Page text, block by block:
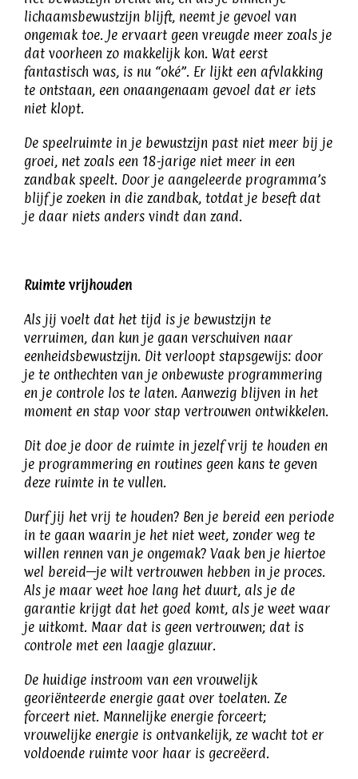
lichaamsbewustzijn blijft, neemt je gevoel van
ongemak toe. Je ervaart geen vreugde meer zoals je
dat voorheen zo makkelijk kon. Wat eerst
fantastisch was, is nu “oké”. Er lijkt een afvlakking
te ontstaan, een onaangenaam gevoel dat er iets
niet klopt.
De speelruimte in je bewustzijn past niet meer bij je
groei, net zoals een 18-jarige niet meer in een
zandbak speelt. Door je aangeleerde programma’s
blijf je zoeken in die zandbak, totdat je beseft dat
je daar niets anders vindt dan zand.
Ruimte vrijhouden
Als jij voelt dat het tijd is je bewustzijn te
verruimen, dan kun je gaan verschuiven naar
eenheidsbewustzijn. Dit verloopt stapsgewijs: door
je te onthechten van je onbewuste programmering
en je controle los te laten. Aanwezig blijven in het
moment en stap voor stap vertrouwen ontwikkelen.
Dit doe je door de ruimte in jezelf vrij te houden en
je programmering en routines geen kans te geven
deze ruimte in te vullen.
Durf jij het vrij te houden? Ben je bereid een periode
in te gaan waarin je het niet weet, zonder weg te
willen rennen van je ongemak? Vaak ben je hiertoe
wel bereid—je wilt vertrouwen hebben in je proces.
Als je maar weet hoe lang het duurt, als je de
garantie krijgt dat het goed komt, als je weet waar
je uitkomt. Maar dat is geen vertrouwen; dat is
controle met een laagje glazuur.
De huidige instroom van een vrouwelijk
georiënteerde energie gaat over toelaten. Ze
forceert niet. Mannelijke energie forceert;
vrouwelijke energie is ontvankelijk, ze wacht tot er
voldoende ruimte voor haar is gecreëerd.